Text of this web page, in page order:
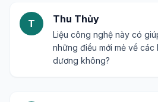
T Thu Thủy
Liệu công nghệ này có
những điều mới mẻ về các
dương không?